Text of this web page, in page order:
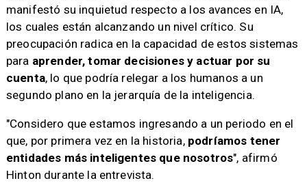
manifestó su inquietud respecto a los avances en IA,
los cuales están alcanzando un nivel crítico. Su
preocupación radica en la capacidad de estos sistemas
para aprender, tomar decisiones y actuar por su
cuenta, lo que podría relegar a los humanos a un
segundo plano en la jerarquía de la inteligencia.
"Considero que estamos ingresando a un periodo en el
que, por primera vez en la historia, podríamos tener
entidades más inteligentes que nosotros", afirmó
Hinton durante la entrevista.